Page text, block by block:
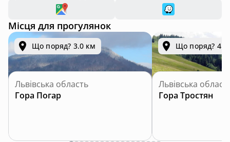
Місця для прогулянок
Що поряд? 3.0 км
Львівська область
Гора Погар
Що поряд? 4.4
Львівська
Гора Тростян